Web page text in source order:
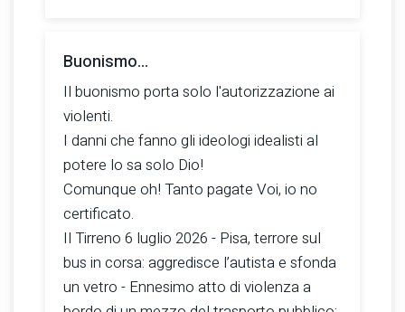
Buonismo...
Il buonismo porta solo l'autorizzazione ai
violenti.
I danni che fanno gli ideologi idealisti al
potere lo sa solo Dio!
Comunque oh! Tanto pagate Voi, io no
certificato.
Il Tirreno 6 luglio 2026 - Pisa, terrore sul
bus in corsa: aggredisce l’autista e sfonda
un vetro - Ennesimo atto di violenza a